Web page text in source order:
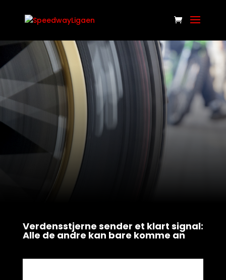
Verdensstjerne sender et klart signal:
Alle de andre kan bare komme an